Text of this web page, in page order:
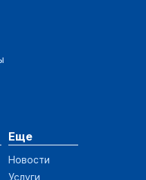
Еще
Новости
Услуги